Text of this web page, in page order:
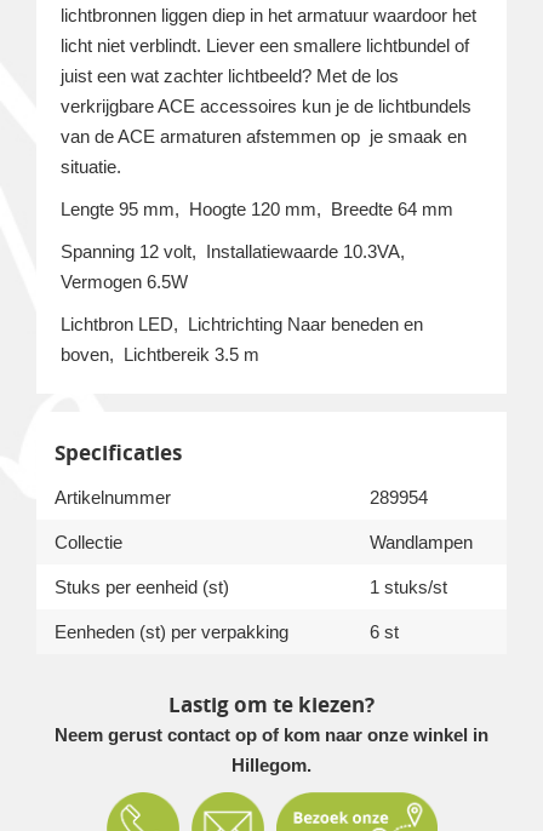
lichtbronnen liggen diep in het armatuur waardoor het
licht niet verblindt. Liever een smallere lichtbundel of
juist een wat zachter lichtbeeld? Met de los
verkrijgbare ACE accessoires kun je de lichtbundels
van de ACE armaturen afstemmen op je smaak en
situatie.
Lengte 95 mm, Hoogte 120 mm, Breedte 64 mm
Spanning 12 volt, Installatiewaarde 10.3VA,
Vermogen 6.5W
Lichtbron LED, Lichtrichting Naar beneden en
boven, Lichtbereik 3.5 m
Specificaties
Artikelnummer 289954
Collectie Wandlampen
Stuks per eenheid (st) 1 stuks/st
Eenheden (st) per verpakking 6 st
Lastig om te kiezen?
Neem gerust contact op of kom naar onze winkel in
Hillegom.